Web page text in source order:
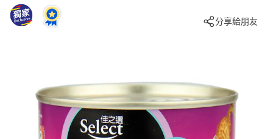
分享給朋友